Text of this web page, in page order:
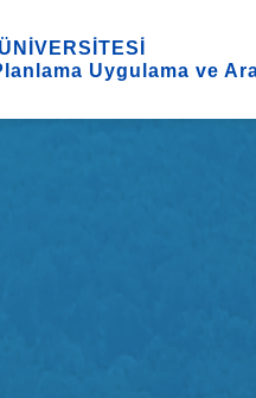
Uygulama ve